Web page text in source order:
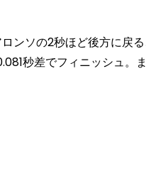
ソの2秒ほど後方に戻る
秒差でフィニッシュ。